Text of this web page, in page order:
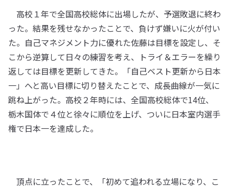
高校１年で全国高校総体に出場したが、予選敗退に終わ
った。結果を残せなかったことで、負けず嫌いに火が付い
た。自己マネジメント力に優れた佐藤は目標を設定し、そ
こから逆算して日々の練習を考え、トライ＆エラーを繰り
返しては目標を更新してきた。「自己ベスト更新から日本
一」へと高い目標に切り替えたことで、成長曲線が一気に
跳ね上がった。高校２年時には、全国高校総体で14位、
栃木国体で４位と徐々に順位を上げ、ついに日本室内選手
権で日本一を達成した。
頂点に立ったことで、「初めて追われる立場になり、こ